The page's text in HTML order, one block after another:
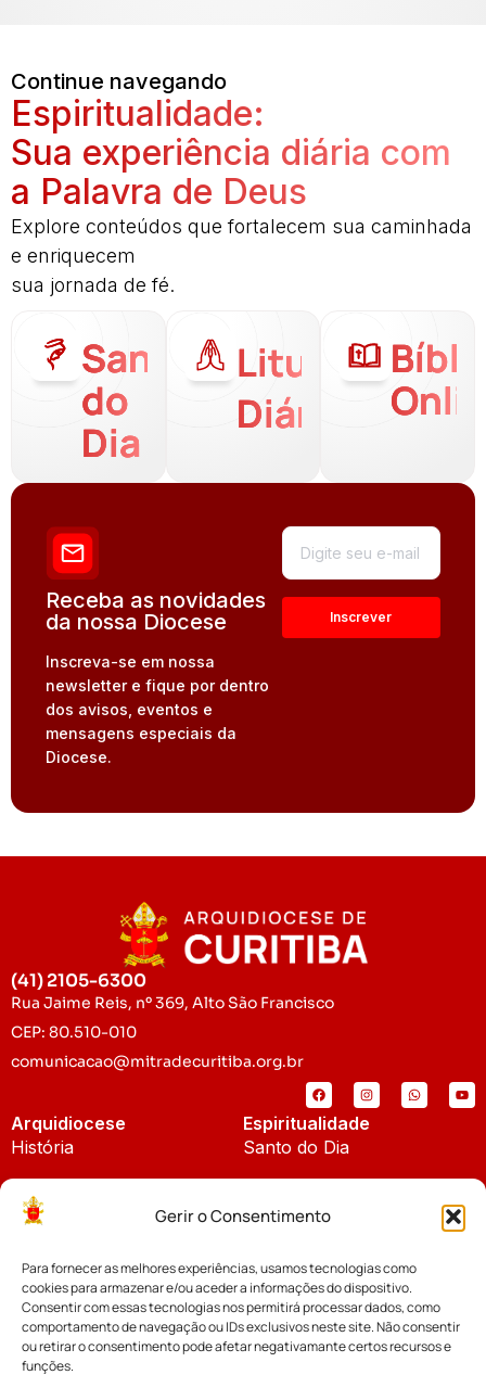
Gerir o Consentimento
Para fornecer as melhores experiências, usamos tecnologias como
cookies para armazenar e/ou aceder a informações do dispositivo.
Consentir com essas tecnologias nos permitirá processar dados, como
comportamento de navegação ou IDs exclusivos neste site. Não consentir
ou retirar o consentimento pode afetar negativamante certos recursos e
funções.
Continue navegando
Espiritualidade:
Sua experiência diária com
a Palavra de Deus
Explore conteúdos que fortalecem sua caminhada
e enriquecem
sua jornada de fé.
Santo
do
Dia
Liturgia
Diária
Receba as novidades
da nossa Diocese
Inscreva-se em nossa
newsletter e fique por dentro
dos avisos, eventos e
mensagens especiais da
Diocese.
(41) 2105-6300
Rua Jaime Reis, nº 369, Alto São Francisco
CEP: 80.510-010
comunicacao@mitradecuritiba.org.br
Arquidiocese
História
Padroeira
Espiritualidade
Santo do Dia
Notícias
Notícias da Arquidiocese
Notícias Cáritas
Cúria Diocesana
Fundo Diocesano